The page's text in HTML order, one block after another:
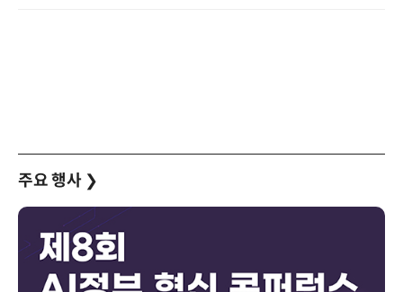
주요 행사 ❯